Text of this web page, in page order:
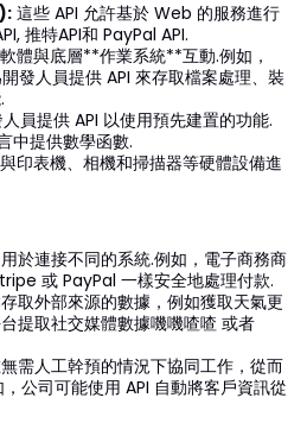
這些 API 允許基於 Web 的服務進行
推特API和 PayPal API.
體與底層**作業系統**互動.例如，
發人員提供 API 來存取檔案處理、裝
員提供 API 以使用預先建置的功能.
中提供數學函數.
印表機、相機和掃描器等硬體設備進
於連接不同的系統.例如，電子商務商
或 PayPal 一樣安全地處理付款.
取外部來源的數據，例如獲取天氣更
提取社交媒體數據嘰嘰喳喳 或者
需人工幹預的情況下協同工作，從而
公司可能使用 API 自動將客戶資訊從